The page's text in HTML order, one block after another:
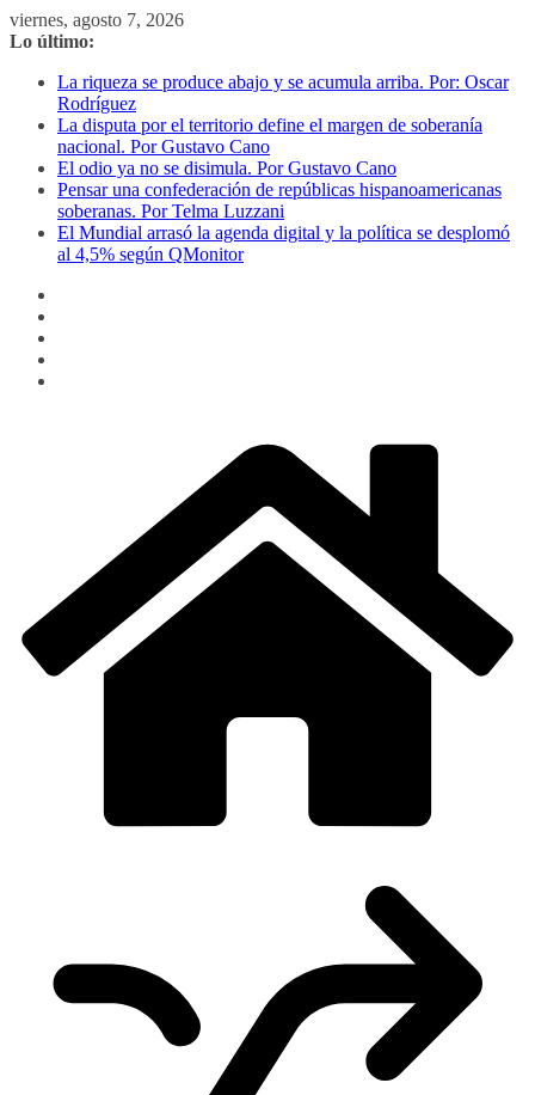
Saltar
al
viernes, agosto 7, 2026
Lo último:
La riqueza se produce abajo y se acumula arriba. Por: Oscar
Rodríguez
La disputa por el territorio define el margen de soberanía
nacional. Por Gustavo Cano
El odio ya no se disimula. Por Gustavo Cano
Pensar una confederación de repúblicas hispanoamericanas
soberanas. Por Telma Luzzani
El Mundial arrasó la agenda digital y la política se desplomó
al 4,5% según QMonitor